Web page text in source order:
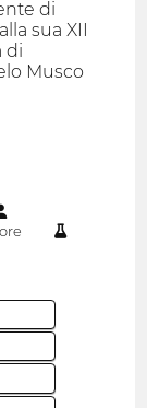
di
sua XII
di
Musco